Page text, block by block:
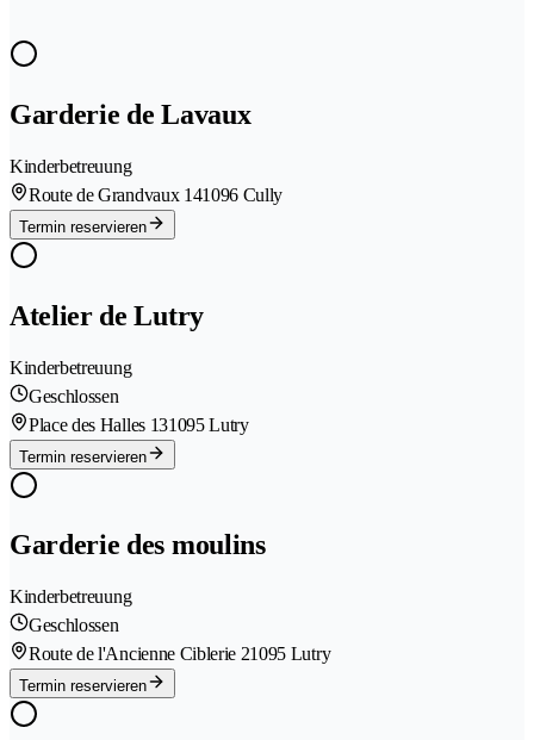
Garderie de Lavaux
Kinderbetreuung
Route de Grandvaux 141096 Cully
Termin reservieren
Atelier de Lutry
Kinderbetreuung
Geschlossen
Place des Halles 131095 Lutry
Termin reservieren
Garderie des moulins
Kinderbetreuung
Geschlossen
Route de l'Ancienne Ciblerie 21095 Lutry
Termin reservieren